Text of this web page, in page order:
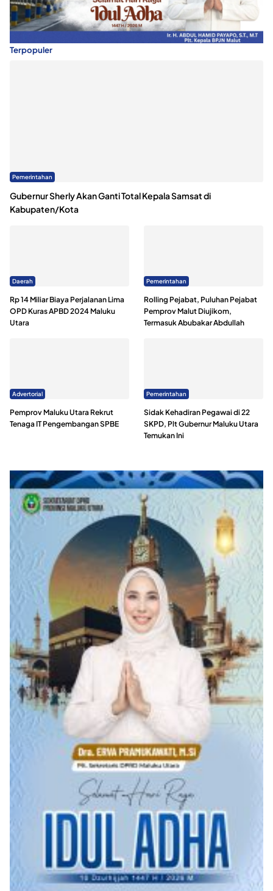
Terpopuler
Pemerintahan
Gubernur Sherly Akan Ganti Total Kepala Samsat di
Kabupaten/Kota
Daerah
Rp 14 Miliar Biaya Perjalanan Lima
OPD Kuras APBD 2024 Maluku
Utara
Pemerintahan
Rolling Pejabat, Puluhan Pejabat
Pemprov Malut Diujikom,
Termasuk Abubakar Abdullah
Advertorial
Pemprov Maluku Utara Rekrut
Tenaga IT Pengembangan SPBE
Pemerintahan
Sidak Kehadiran Pegawai di 22
SKPD, Plt Gubernur Maluku Utara
Temukan Ini